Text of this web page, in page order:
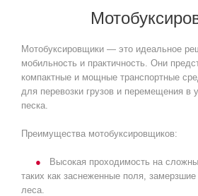
Мотобуксировщики — это идеальное
мобильность и практичность. Они
компактные и мощные транспортные
для перевозки грузов и перемещения в
песка.
Преимущества мотобуксировщиков:
Высокая проходимость на
таких как заснеженные поля,
леса.